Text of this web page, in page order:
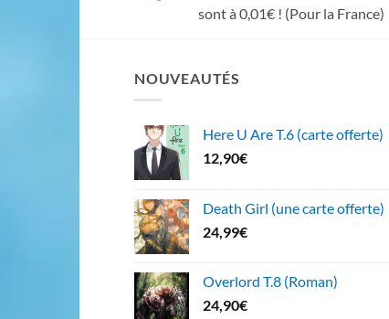
sont à 0,01€ ! (Pour la France)
NOUVEAUTÉS
Here U Are T.6 (carte offerte)
12,90€
Death Girl (une carte offerte)
24,99€
Overlord T.8 (Roman)
24,90€